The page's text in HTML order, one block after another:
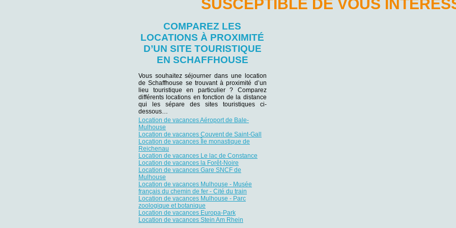
SUSCEPTIBLE DE VOUS
COMPAREZ LES
LOCATIONS À PROXIMITÉ
D’UN SITE TOURISTIQUE
EN SCHAFFHOUSE
Vous souhaitez séjourner dans une location
de Schaffhouse se trouvant à proximité d’un
lieu touristique en particulier ? Comparez
différents locations en fonction de la distance
qui les sépare des sites touristiques ci-
dessous…
Location de vacances Aéroport de Bale-
Mulhouse
Location de vacances Couvent de Saint-Gall
Location de vacances Île monastique de
Reichenau
Location de vacances Le lac de Constance
Location de vacances la Forêt-Noire
Location de vacances Gare SNCF de
Mulhouse
Location de vacances Mulhouse - Musée
français du chemin de fer - Cité du train
Location de vacances Mulhouse - Parc
zoologique et botanique
Location de vacances Europa-Park
Location de vacances Stein Am Rhein